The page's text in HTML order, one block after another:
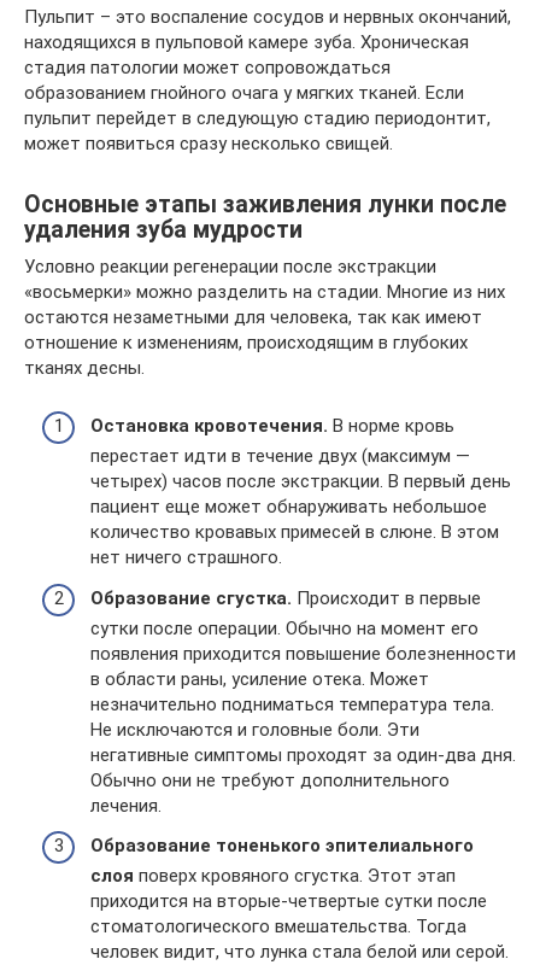
Пульпит – это воспаление сосудов и нервных окончаний,
находящихся в пульповой камере зуба. Хроническая
стадия патологии может сопровождаться
образованием гнойного очага у мягких тканей. Если
пульпит перейдет в следующую стадию периодонтит,
может появиться сразу несколько свищей.
Основные этапы заживления лунки после
удаления зуба мудрости
Условно реакции регенерации после экстракции
«восьмерки» можно разделить на стадии. Многие из них
остаются незаметными для человека, так как имеют
отношение к изменениям, происходящим в глубоких
тканях десны.
Остановка кровотечения. В норме кровь
перестает идти в течение двух (максимум —
четырех) часов после экстракции. В первый день
пациент еще может обнаруживать небольшое
количество кровавых примесей в слюне. В этом
нет ничего страшного.
Образование сгустка. Происходит в первые
сутки после операции. Обычно на момент его
появления приходится повышение болезненности
в области раны, усиление отека. Может
незначительно подниматься температура тела.
Не исключаются и головные боли. Эти
негативные симптомы проходят за один-два дня.
Обычно они не требуют дополнительного
лечения.
Образование тоненького эпителиального
слоя поверх кровяного сгустка. Этот этап
приходится на вторые-четвертые сутки после
стоматологического вмешательства. Тогда
человек видит, что лунка стала белой или серой.